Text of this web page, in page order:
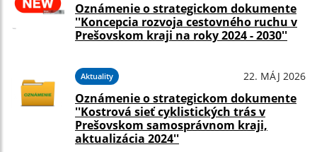
Oznámenie o strategickom dokumente
''Koncepcia rozvoja cestovného ruchu v
Prešovskom kraji na roky 2024 - 2030''
Aktuality 22. MÁJ 2026
Oznámenie o strategickom dokumente
''Kostrová sieť cyklistických trás v
Prešovskom samosprávnom kraji,
aktualizácia 2024''